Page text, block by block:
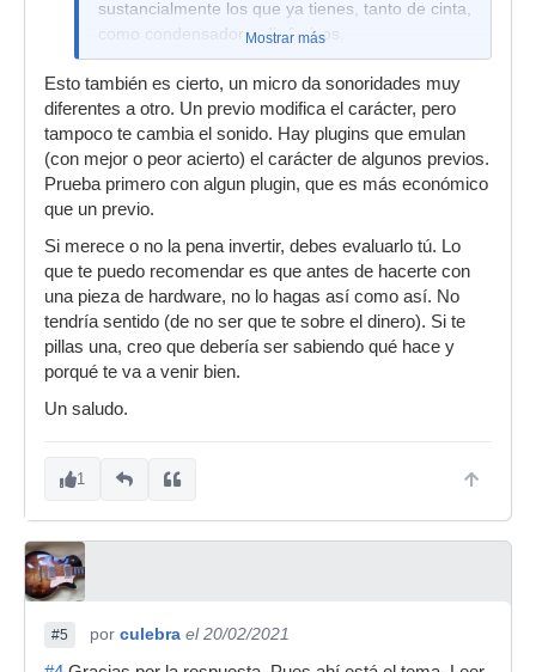
sustancialmente los que ya tienes, tanto de cinta,
como condensador o dinámicos.
Mostrar más
Esto también es cierto, un micro da sonoridades muy
diferentes a otro. Un previo modifica el carácter, pero
tampoco te cambia el sonido. Hay plugins que emulan
(con mejor o peor acierto) el carácter de algunos previos.
Prueba primero con algun plugin, que es más económico
que un previo.
Si merece o no la pena invertir, debes evaluarlo tú. Lo
que te puedo recomendar es que antes de hacerte con
una pieza de hardware, no lo hagas así como así. No
tendría sentido (de no ser que te sobre el dinero). Si te
pillas una, creo que debería ser sabiendo qué hace y
porqué te va a venir bien.
Un saludo.
1
#5 por culebra el 20/02/2021